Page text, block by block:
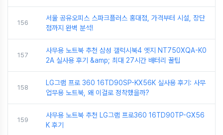
156
서울 공유오피스 스파크플러스 홍대점, 가격부터 시설, 장단
점까지 완벽 분석!
157
사무용 노트북 추천 삼성 갤럭시북4 엣지 NT750XQA-K0
2A 실사용 후기 &amp; 최대 27시간 배터리 꿀팁
158
LG그램 프로 360 16TD90SP-KX56K 실사용 후기: 사무
업무용 노트북, 왜 이걸로 정착했을까?
159
사무용 노트북 추천 LG그램 프로360 16TD90TP-GX56
K 후기